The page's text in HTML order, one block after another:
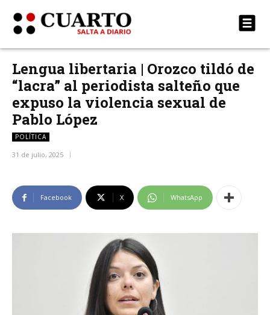
Lengua libertaria | Orozco tildó de
“lacra” al periodista salteño que
expuso la violencia sexual de
Pablo López
POLÍTICA
31 de julio, 2025
Facebook X WhatsApp